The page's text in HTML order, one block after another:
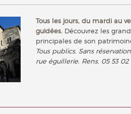
Tous les jours, du mardi au
guidées. Découvrez les
principales de son
Tous publics. Sans
rue éguillerie. Rens. 05 53 02